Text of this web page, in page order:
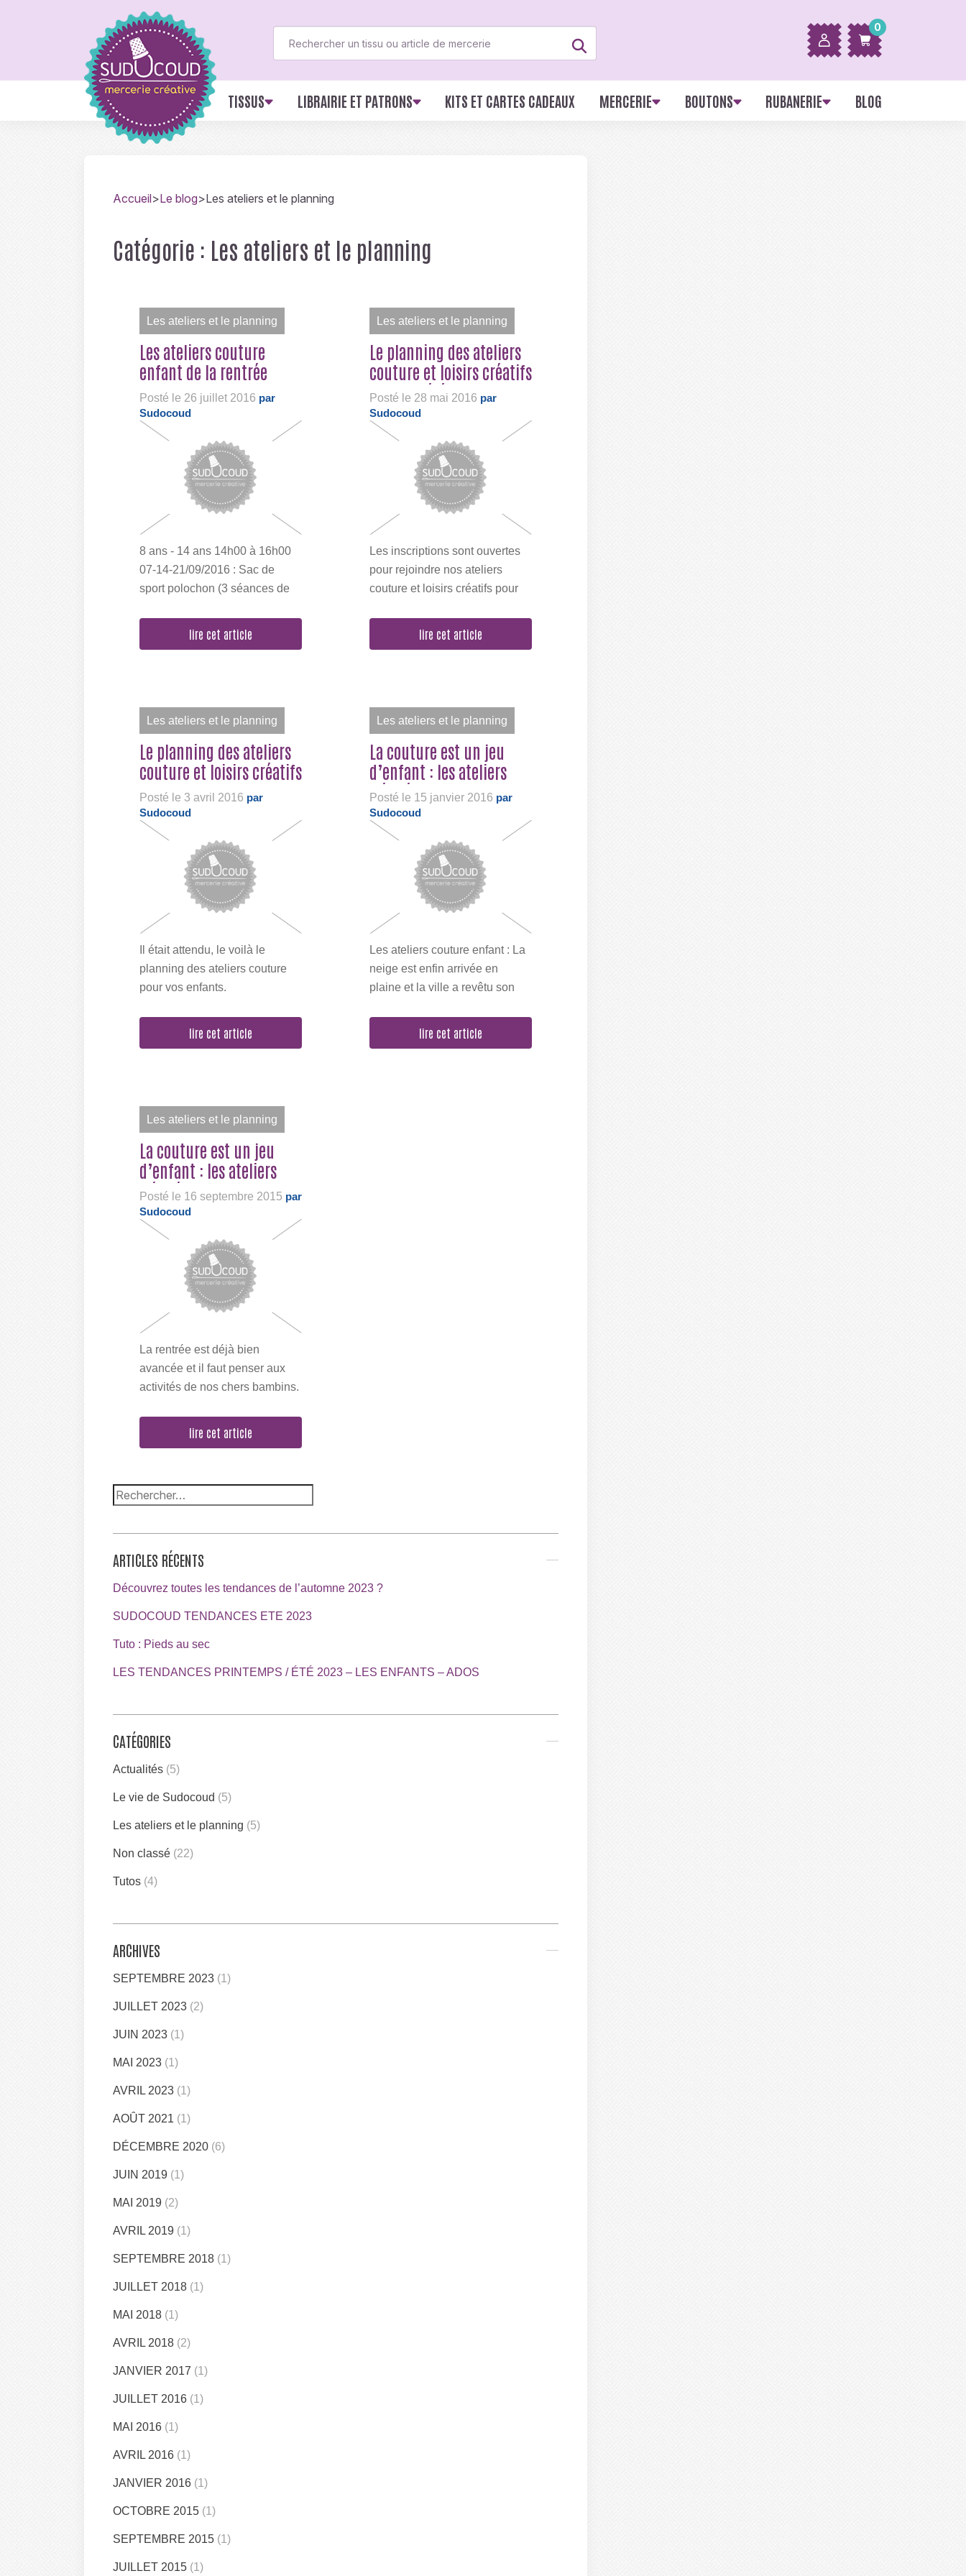
0
TISSUS LIBRAIRIE ET PATRONS KITS ET CARTES CADEAUX MERCERIE BOUTONS RUBANERIE BLOG
Accueil>Le blog>Les ateliers et le planning
Catégorie : Les ateliers et le planning
Les ateliers et le planning
Les ateliers couture
enfant de la rentrée
Posté le 26 juillet 2016 par
Sudocoud
8 ans - 14 ans 14h00 à 16h00
07-14-21/09/2016 : Sac de
sport polochon (3 séances de
lire cet article
Les ateliers et le planning
Le planning des ateliers
couture et loisirs créatifs
pour cet été
Posté le 28 mai 2016 par
Sudocoud
Les inscriptions sont ouvertes
pour rejoindre nos ateliers
couture et loisirs créatifs pour
lire cet article
Les ateliers et le planning
Le planning des ateliers
couture et loisirs créatifs
Posté le 3 avril 2016 par
Sudocoud
Il était attendu, le voilà le
planning des ateliers couture
pour vos enfants.
lire cet article
Les ateliers et le planning
La couture est un jeu
d’enfant : les ateliers
(ré)créatifs...
Posté le 15 janvier 2016 par
Sudocoud
Les ateliers couture enfant : La
neige est enfin arrivée en
plaine et la ville a revêtu son
lire cet article
Les ateliers et le planning
La couture est un jeu
d’enfant : les ateliers
(ré)créatifs...
Posté le 16 septembre 2015 par
Sudocoud
La rentrée est déjà bien
avancée et il faut penser aux
activités de nos chers bambins.
lire cet article
ARTICLES RÉCENTS
Découvrez toutes les tendances de l’automne 2023 ?
SUDOCOUD TENDANCES ETE 2023
Tuto : Pieds au sec
LES TENDANCES PRINTEMPS / ÉTÉ 2023 – LES ENFANTS – ADOS
CATÉGORIES
Actualités (5)
Le vie de Sudocoud (5)
Les ateliers et le planning (5)
Non classé (22)
Tutos (4)
ARCHIVES
SEPTEMBRE 2023 (1)
JUILLET 2023 (2)
JUIN 2023 (1)
MAI 2023 (1)
AVRIL 2023 (1)
AOÛT 2021 (1)
DÉCEMBRE 2020 (6)
JUIN 2019 (1)
MAI 2019 (2)
AVRIL 2019 (1)
SEPTEMBRE 2018 (1)
JUILLET 2018 (1)
MAI 2018 (1)
AVRIL 2018 (2)
JANVIER 2017 (1)
JUILLET 2016 (1)
MAI 2016 (1)
AVRIL 2016 (1)
JANVIER 2016 (1)
OCTOBRE 2015 (1)
SEPTEMBRE 2015 (1)
JUILLET 2015 (1)